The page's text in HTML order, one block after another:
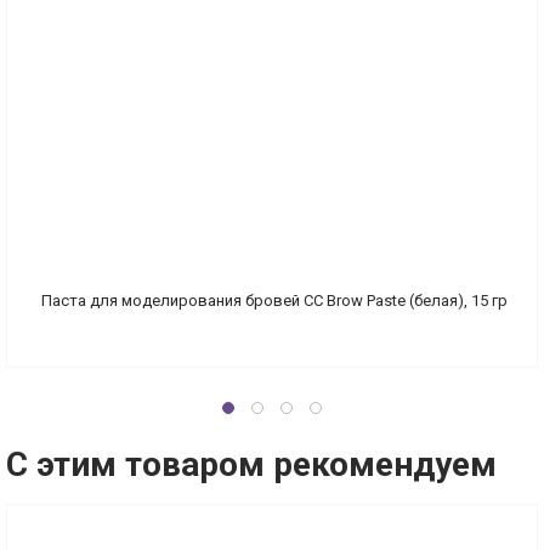
Паста для моделирования бровей CC Brow Paste (белая), 15 гр
С этим товаром рекомендуем